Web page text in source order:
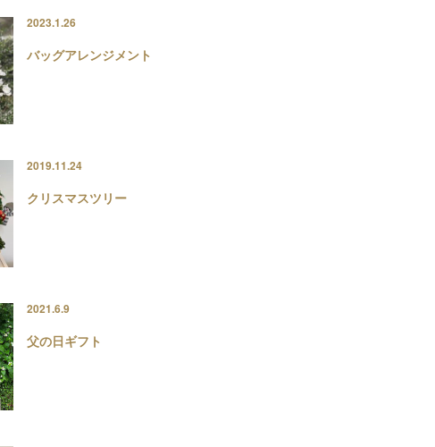
2023.1.26
バッグアレンジメント
2019.11.24
クリスマスツリー
2021.6.9
父の日ギフト